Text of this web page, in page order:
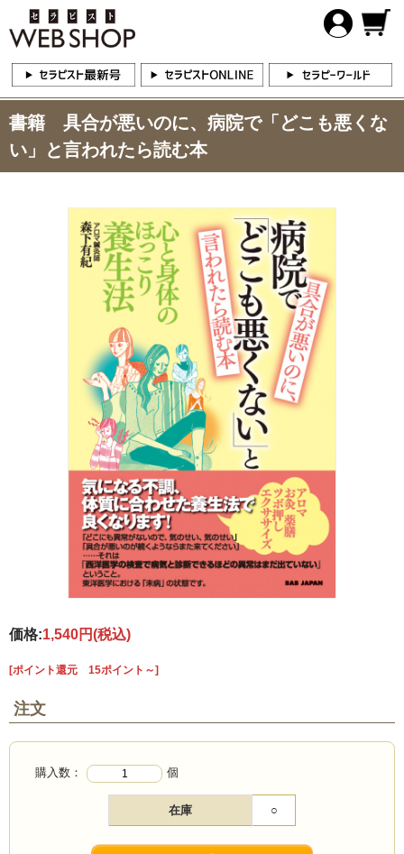
書籍 具合が悪いのに、病院で「どこも悪くな
い」と言われたら読む本
価格:1,540円(税込)
[ポイント還元 15ポイント～]
注文
購入数： 個
在庫 ○